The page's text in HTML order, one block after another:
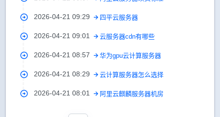
2026-04-21 09:29 四平云服务器
2026-04-21 09:01 云服务器cdn有哪些
2026-04-21 08:57 华为gpu云计算服务器
2026-04-21 08:29 云计算服务器怎么选择
2026-04-21 08:01 阿里云麒麟服务器机房